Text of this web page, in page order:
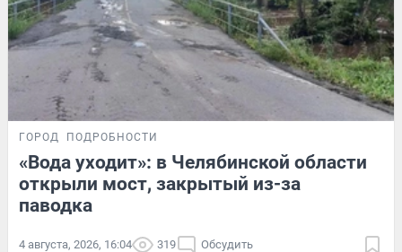
ГОРОД ПОДРОБНОСТИ
«Вода уходит»: в Челябинской области
открыли мост, закрытый из-за
паводка
4 августа, 2026, 16:04 319 Обсудить